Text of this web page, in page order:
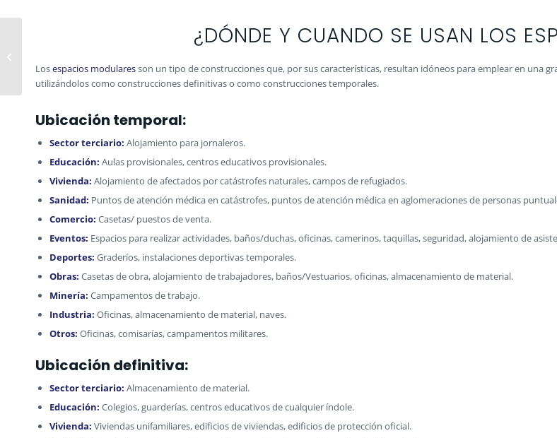
¿DÓNDE Y CUANDO SE USAN LOS
Losespacios modularesson un tipo de construcciones que, por sus características, resultan idóneos para emplear en una
utilizándolos como construcciones definitivas o como construcciones temporales.
Ubicación temporal:
Sector terciario: Alojamiento para jornaleros.
Educación: Aulas provisionales, centros educativos provisionales.
Vivienda: Alojamiento de afectados por catástrofes naturales, campos de refugiados.
Sanidad: Puntos de atención médica en catástrofes, puntos de atención médica en aglomeraciones de personas
Comercio: Casetas/ puestos de venta.
Eventos: Espacios para realizar actividades, baños/duchas, oficinas, camerinos, taquillas, seguridad, alojamiento de
Deportes: Graderíos, instalaciones deportivas temporales.
Obras: Casetas de obra, alojamiento de trabajadores, baños/Vestuarios, oficinas, almacenamiento de material.
Minería: Campamentos de trabajo.
Industria: Oficinas, almacenamiento de material, naves.
Otros: Oficinas, comisarías, campamentos militares.
Ubicación definitiva:
Sector terciario: Almacenamiento de material.
Educación: Colegios, guarderías, centros educativos de cualquier índole.
Vivienda: Viviendas unifamiliares, edificios de viviendas, edificios de protección oficial.
MÓDULO
PREFABRICADO